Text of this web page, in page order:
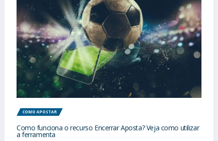
COMO APOSTAR
Como funciona o recurso Encerrar Aposta? Veja como utilizar
a ferramenta